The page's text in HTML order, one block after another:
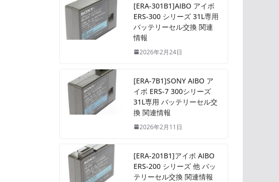
[ERA-301B1]AIBO アイボ
ERS-300 シリーズ 31L専用
バッテリーセル交換 関連
情報
2026年2月24日
[ERA-7B1]SONY AIBO ア
イボ ERS-7 300シリーズ
31L専用 バッテリーセル交
換 関連情報
2026年2月11日
[ERA-201B1]アイボ AIBO
ERS-200 シリーズ 他 バッ
テリーセル交換 関連情報